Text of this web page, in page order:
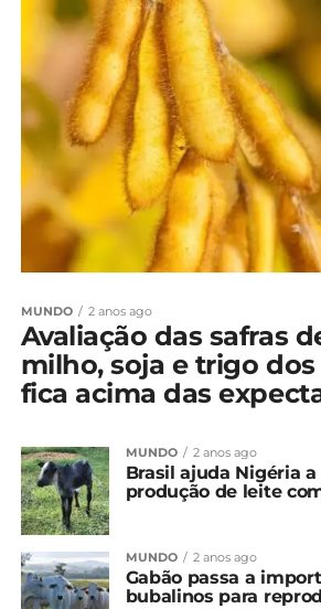
MUNDO 2 anos ago
Avaliação das safras
milho, soja e trigo dos
fica acima das
MUNDO 2 anos ago
Brasil ajuda Nigéria
produção de leite
MUNDO 2 anos ago
Gabão passa a
bubalinos para